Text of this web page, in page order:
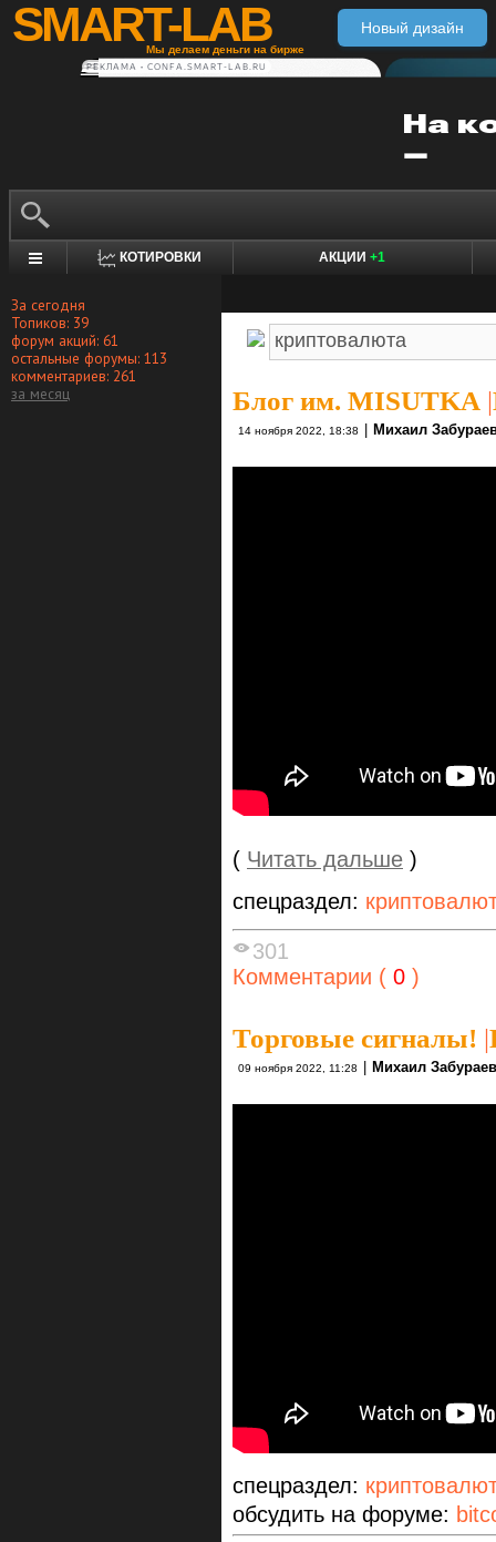
SMART-LAB
Мы делаем деньги на бирже
Новый дизайн
РЕКЛАМА • CONFA.SMART-LAB.RU
КОТИРОВКИ АКЦИИ +1
За сегодня
Топиков: 39
форум акций: 61
остальные форумы: 113
комментариев: 261
за месяц
Блог им. MISUTKA |
14 ноября 2022, 18:38 Михаил
( Читать дальше )
спецраздел:
301
Комментарии ( 0 )
Торговые сигналы! |
09 ноября 2022, 11:28 | Михаил Забураев
спецраздел:
обсудить на форуме: